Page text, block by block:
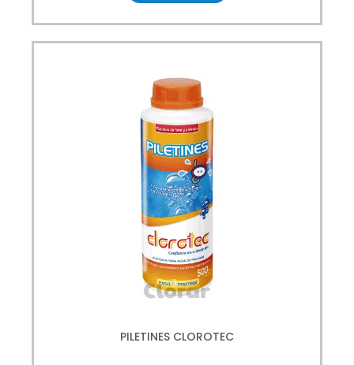
PILETINES CLOROTEC